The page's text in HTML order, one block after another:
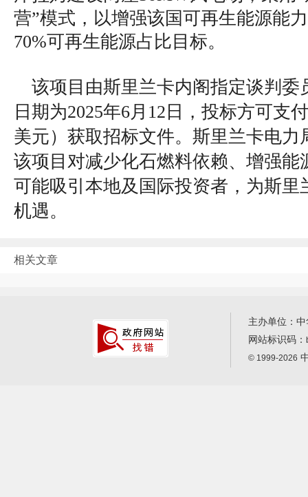
营”模式，以增强该国可再生能源能
70%可再生能源占比目标。
该项目由斯里兰卡内阁指定谈判委
日期为2025年6月12日，投标方可支
美元）获取招标文件。斯里兰卡电力
该项目对减少化石燃料依赖、增强能
可能吸引本地及国际投资者，为斯里
机遇。
相关文章
主办单位：
网站标识码：
© 1999-2026